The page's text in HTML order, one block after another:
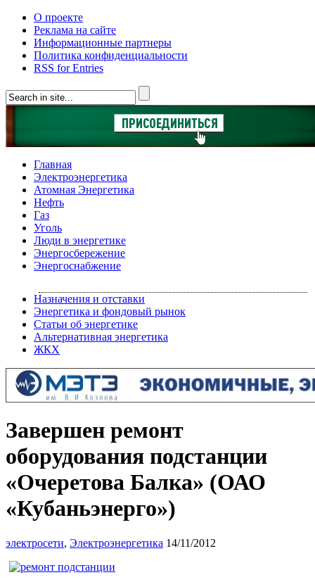
О проекте
Реклама на сайте
Информационные партнеры
Политика конфиденциальности
RSS for Entries
Главная
Электроэнергетика
Атомная Энергетика
Нефть
Газ
Уголь
Люди в энергетике
Энергосбережение
Энергоснабжение
Назначения и отставки
Энергетика и фондовый рынок
Статьи об энергетике
Альтернативная энергетика
ЖКХ
Завершен ремонт
оборудования подстанции
«Очеретова Балка» (ОАО
«Кубаньэнерго»)
электросети, Электроэнергетика 14/11/2012